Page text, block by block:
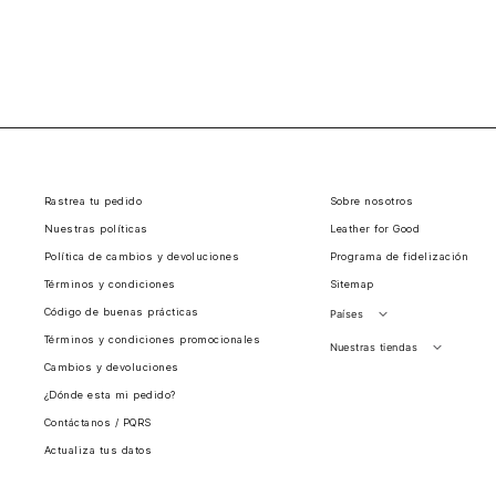
Rastrea tu pedido
Nuestras políticas
Política de cambios y devoluciones
Términos y condiciones
Código de buenas prácticas
Términos y condiciones promocionales
Cambios y devoluciones
¿Dónde esta mi pedido?
Contáctanos / PQRS
Actualiza tus datos
Sobre nosotros
Leather for Good
Programa de fidelización
Sitemap
Países
Perú
Nuestras tiendas